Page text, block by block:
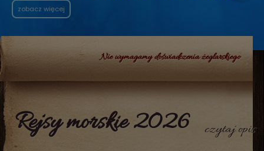
zobacz więcej
Nie wymagamy doświadczenia żeglarskiego
Rejsy morskie 2026 czytaj opis